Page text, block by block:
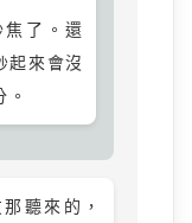
了。還
起來會沒
聽來的，